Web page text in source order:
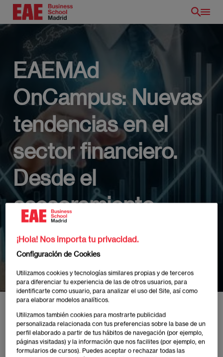
Pasar
contenido
principal
ES
EAEMAd
OnCampus: Nuevas
tendencias en el
sector financiero.
Desde el
asesoramiento
personal a la
neobanca
¡Hola! Nos importa tu privacidad.
Configuración de Cookies
Utilizamos cookies y tecnologías similares propias y de terceros
para diferenciar tu experiencia de las de otros usuarios, para
identificarte como usuario, para analizar el uso del Site, así como
para elaborar modelos analíticos.
Utilizamos también cookies para mostrarte publicidad
personalizada relacionada con tus preferencias sobre la base de un
perfil elaborado a partir de tus hábitos de navegación (por ejemplo,
páginas visitadas) y la información que nos facilites (por ejemplo, en
formularios de cursos). Puedes aceptar o rechazar todas las